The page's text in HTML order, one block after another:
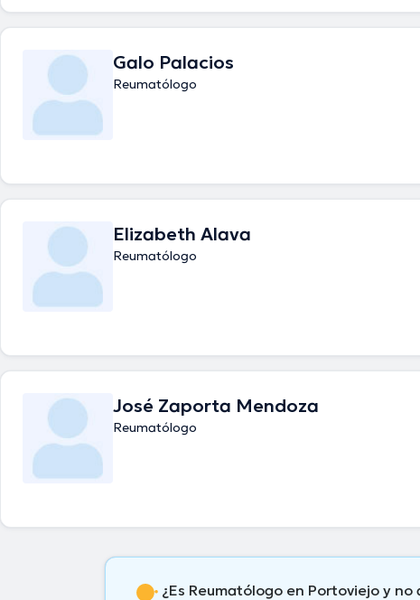
Galo Palacios
Reumatólogo
Elizabeth Alava
Reumatólogo
José Zaporta Mendoza
Reumatólogo
¿Es Reumatólogo en Portoviejo y